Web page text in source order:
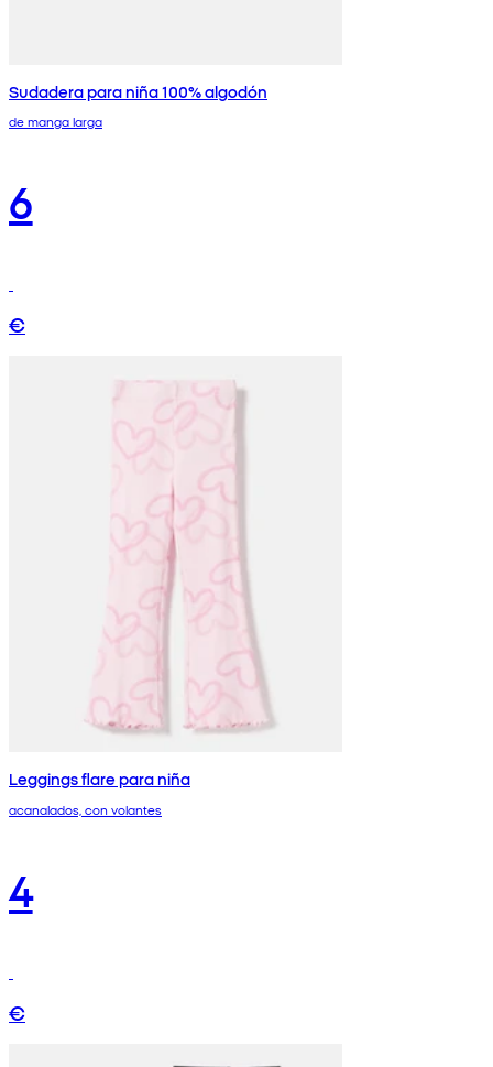
Sudadera para niña 100% algodón
de manga larga
6
€
Leggings flare para niña
acanalados, con volantes
4
€